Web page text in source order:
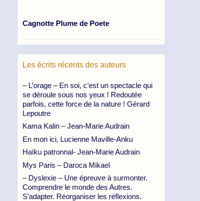
Cagnotte Plume de Poete
Les écrits récents des auteurs
– L’orage – En soi, c’est un spectacle qui
se déroule sous nos yeux ! Redoutée
parfois, cette force de la nature ! Gérard
Lepoutre
Kama Kalin – Jean-Marie Audrain
En mon ici, Lucienne Maville-Anku
Haïku patronnal- Jean-Marie Audrain
Mys Paris – Daroca Mikael
– Dyslexie – Une épreuve à surmonter.
Comprendre le monde des Autres.
S’adapter. Réorganiser les réflexions.